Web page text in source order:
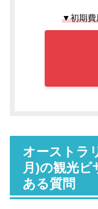
▼初期費
オーストラ
月)の観光ビ
ある質問